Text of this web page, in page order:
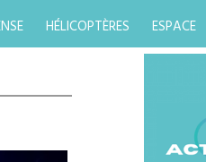
HÉLICOPTÈRES ESPACE